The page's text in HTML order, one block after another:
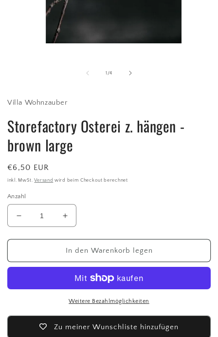
1 /von
4
Villa Wohnzauber
Storefactory Osterei z. hängen -
brown large
Normaler
Preis
€6,50 EUR
inkl. MwSt.Versand wird beim Checkout berechnet
Anzahl
Verringere
die
Menge
Storefactory
hängen
Erhöhe
die
Menge
für
Storefactory
hängen
large
In den Warenkorb legen
Weitere Bezahlmöglichkeiten
Zu meiner Wunschliste hinzufügen